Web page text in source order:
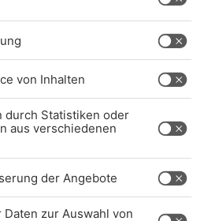
- GEMÄSS D
DES B
W
STOSSEN ODER UN
GERNE.